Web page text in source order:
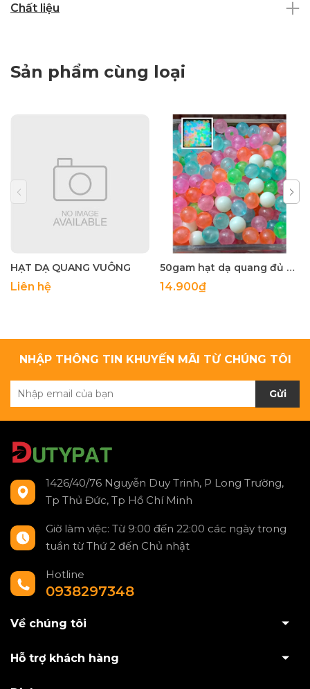
Chất liệu
Sản phẩm cùng loại
HẠT DẠ QUANG VUÔNG
Liên hệ
50gam hạt dạ quang đủ màu 6mm, 8mm, 10mm, 12mm, hạt nhựa tròn
14.900₫
NHẬP THÔNG TIN KHUYẾN MÃI TỪ CHÚNG TÔI
Gửi
1426/40/76 Nguyễn Duy Trinh, P Long Trường,
Tp Thủ Đức, Tp Hồ Chí Minh
Giờ làm việc: Từ 9:00 đến 22:00 các ngày trong
tuần từ Thứ 2 đến Chủ nhật
Hotline
0938297348
Về chúng tôi
Hỗ trợ khách hàng